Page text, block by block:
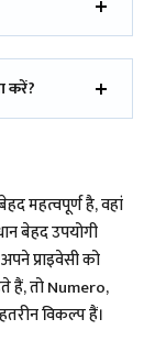
करें?
महत्वपूर्ण है, वहां
बेहद उपयोगी
प्राइवेसी को
हैं, तो Numero,
विकल्प हैं।